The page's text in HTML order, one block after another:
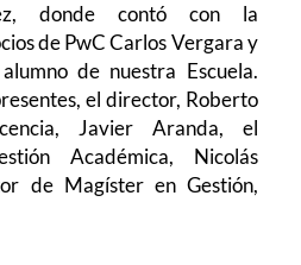
donde contó con la
de PwC Carlos Vergara y
de nuestra Escuela.
el director, Roberto
Javier Aranda, el
Académica, Nicolás
de Magíster en Gestión,